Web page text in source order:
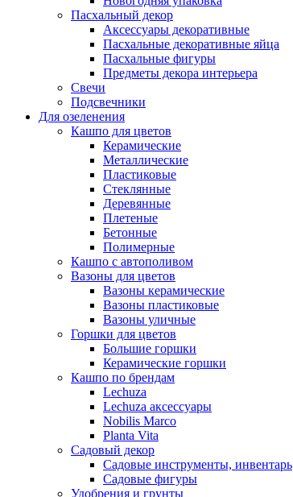
Пасхальный декор
Аксессуары декоративные
Пасхальные декоративные яйца
Пасхальные фигуры
Предметы декора интерьера
Свечи
Подсвечники
Для озеленения
Кашпо для цветов
Керамические
Металлические
Пластиковые
Стеклянные
Деревянные
Плетеные
Бетонные
Полимерные
Кашпо с автополивом
Вазоны для цветов
Вазоны керамические
Вазоны пластиковые
Вазоны уличные
Горшки для цветов
Большие горшки
Керамические горшки
Кашпо по брендам
Lechuza
Lechuza аксессуары
Nobilis Marco
Planta Vita
Садовый декор
Садовые инструменты, инвентарь
Садовые фигуры
Удобрения и грунты